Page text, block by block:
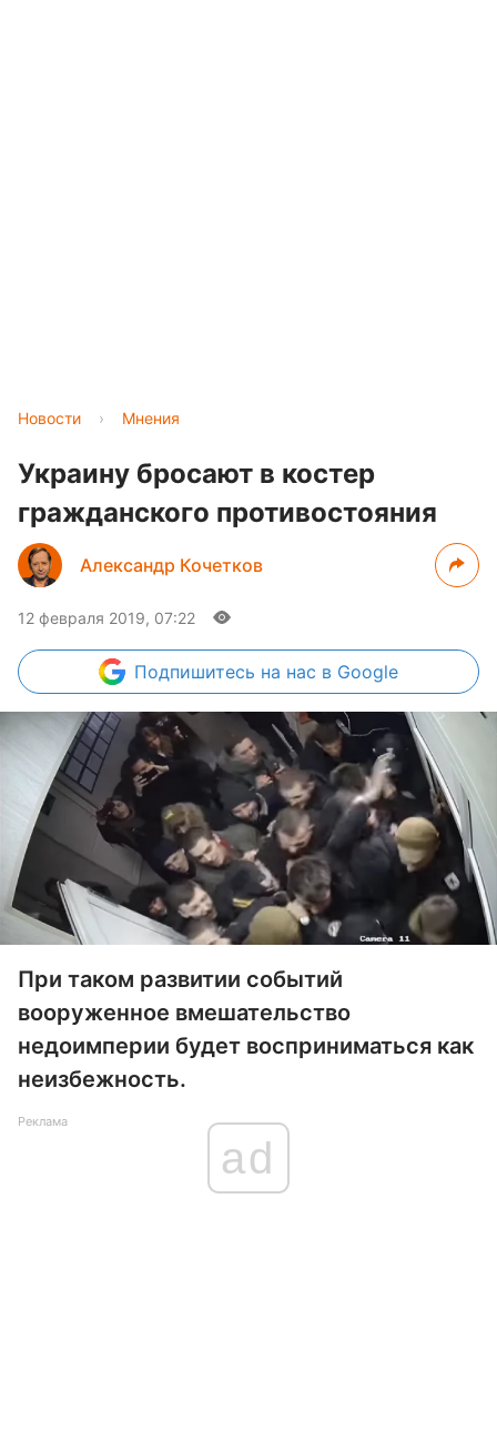
Новости › Мнения
Украину бросают в костер
гражданского противостояния
Александр Кочетков
12 февраля 2019, 07:22
Подпишитесь на нас в Google
При таком развитии событий
вооруженное вмешательство
недоимперии будет восприниматься как
неизбежность.
Реклама
ad